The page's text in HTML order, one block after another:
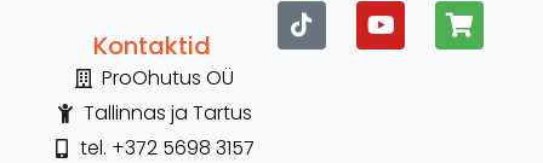
Kontaktid
ProOhutus OÜ
Tallinnas ja Tartus
tel. +372 5698 3157